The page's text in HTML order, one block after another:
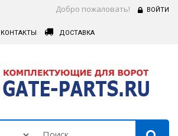
Добро пожаловать! ВОЙТИ
КОНТАКТЫ ДОСТАВКА